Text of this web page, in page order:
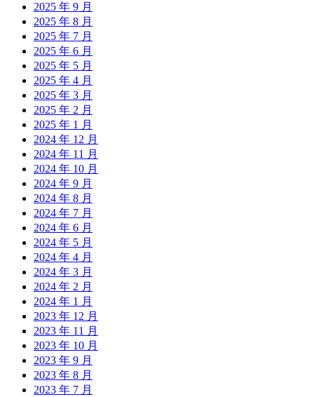
2025 年 9 月
2025 年 8 月
2025 年 7 月
2025 年 6 月
2025 年 5 月
2025 年 4 月
2025 年 3 月
2025 年 2 月
2025 年 1 月
2024 年 12 月
2024 年 11 月
2024 年 10 月
2024 年 9 月
2024 年 8 月
2024 年 7 月
2024 年 6 月
2024 年 5 月
2024 年 4 月
2024 年 3 月
2024 年 2 月
2024 年 1 月
2023 年 12 月
2023 年 11 月
2023 年 10 月
2023 年 9 月
2023 年 8 月
2023 年 7 月